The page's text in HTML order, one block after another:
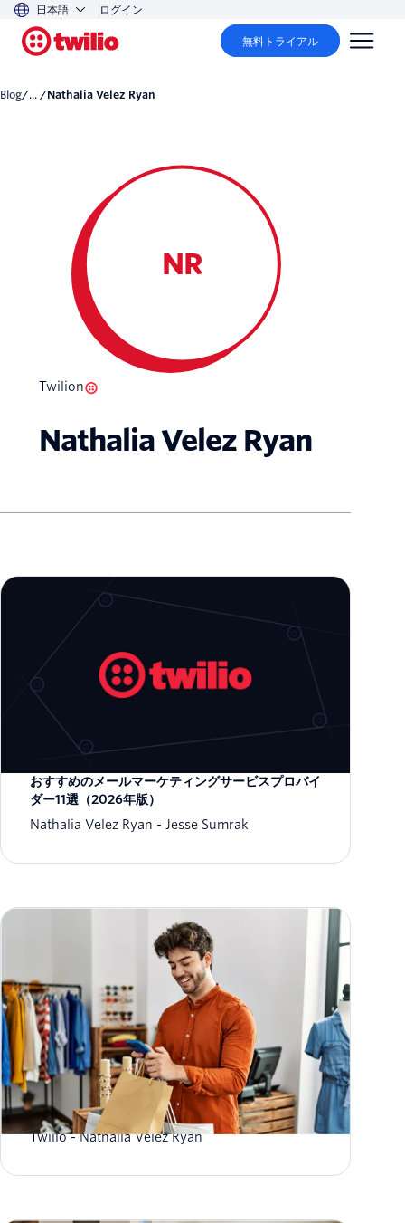
日本語 ログイン
無料トライアル
Blog/... / Nathalia Velez Ryan
NR
Twilion
Nathalia Velez Ryan
おすすめのメールマーケティングサービスプロバイ
ダー11選（2026年版）
Nathalia Velez Ryan
Jesse Sumrak
テキストメッセージをスケジューリングする方法
Twilio
Nathalia Velez Ryan